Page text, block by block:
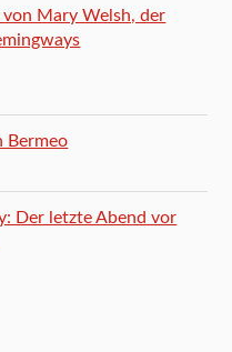
von Mary Welsh, der
Bermeo
Der letzte Abend vor